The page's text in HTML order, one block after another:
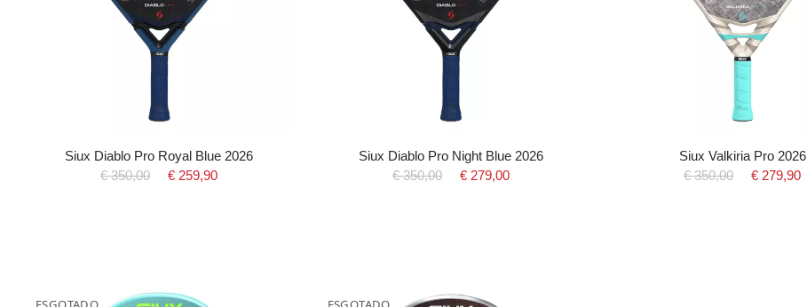
Siux Diablo Pro Royal Blue 2026
€ 350,00
€ 259,90
Siux Diablo Pro Night Blue 2026
€ 350,00
€ 279,00
Siux Valkiria Pro 2026
€ 350,00
€ 279,90